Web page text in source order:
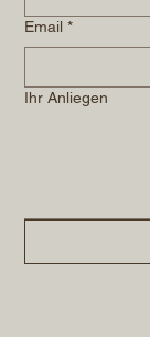
Email *
Ihr Anliegen